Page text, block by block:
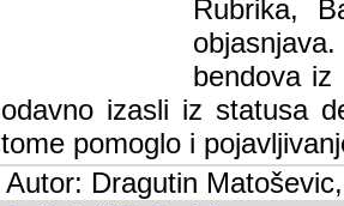
Rubrika,
bendova
odavno izasli iz statusa
tome pomoglo i
Autor: Dragutin